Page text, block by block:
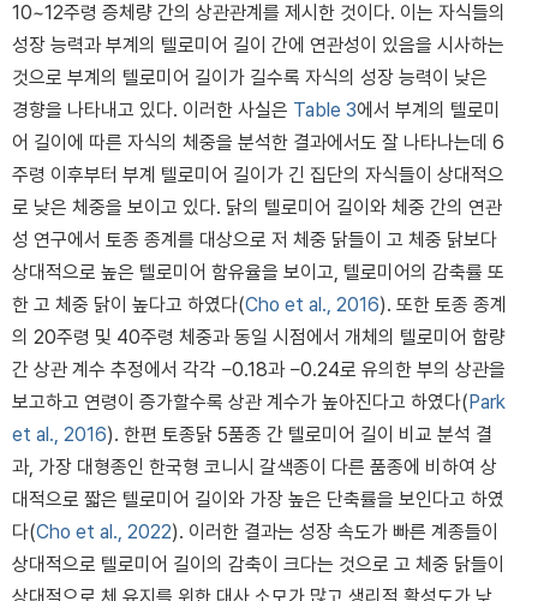
10~12주령 증체량 간의 상관관계를 제시한 것이다. 이는 자식들의
성장 능력과 부계의 텔로미어 길이 간에 연관성이 있음을 시사하는
것으로 부계의 텔로미어 길이가 길수록 자식의 성장 능력이 낮은
경향을 나타내고 있다. 이러한 사실은 Table 3에서 부계의 텔로미
어 길이에 따른 자식의 체중을 분석한 결과에서도 잘 나타나는데 6
주령 이후부터 부계 텔로미어 길이가 긴 집단의 자식들이 상대적으
로 낮은 체중을 보이고 있다. 닭의 텔로미어 길이와 체중 간의 연관
성 연구에서 토종 종계를 대상으로 저 체중 닭들이 고 체중 닭보다
상대적으로 높은 텔로미어 함유율을 보이고, 텔로미어의 감축률 또
한 고 체중 닭이 높다고 하였다(Cho et al., 2016). 또한 토종 종계
의 20주령 및 40주령 체중과 동일 시점에서 개체의 텔로미어 함량
간 상관 계수 추정에서 각각 −0.18과 −0.24로 유의한 부의 상관을
보고하고 연령이 증가할수록 상관 계수가 높아진다고 하였다(Park
et al., 2016). 한편 토종닭 5품종 간 텔로미어 길이 비교 분석 결
과, 가장 대형종인 한국형 코니시 갈색종이 다른 품종에 비하여 상
대적으로 짧은 텔로미어 길이와 가장 높은 단축률을 보인다고 하였
다(Cho et al., 2022). 이러한 결과는 성장 속도가 빠른 계종들이
상대적으로 텔로미어 길이의 감축이 크다는 것으로 고 체중 닭들이